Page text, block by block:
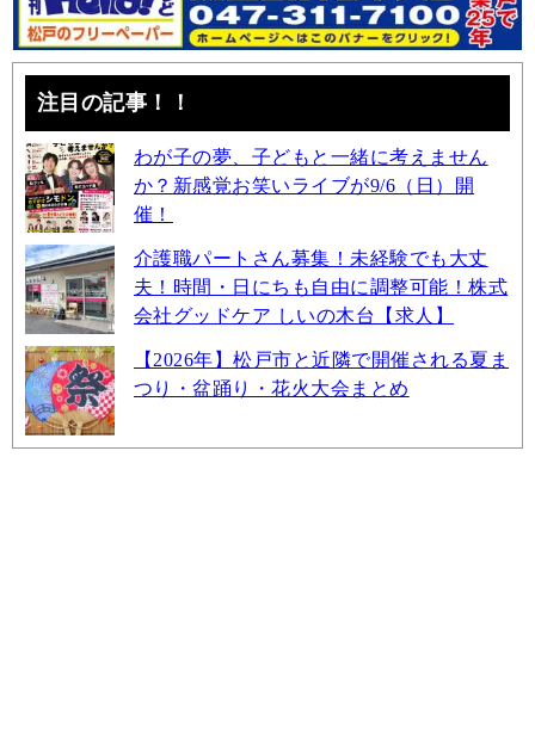
注目の記事！！
わが子の夢、子どもと一緒に考えません
か？新感覚お笑いライブが9/6（日）開
催！
介護職パートさん募集！未経験でも大丈
夫！時間・日にちも自由に調整可能！株式
会社グッドケア しいの木台【求人】
【2026年】松戸市と近隣で開催される夏ま
つり・盆踊り・花火大会まとめ